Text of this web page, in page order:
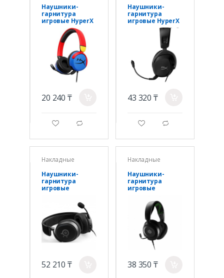
Наушники-
гарнитура
игровые HyperX
7G8F3AA Cloud
Mini красно-
синий
20 240 ₸
g d
Наушники-
гарнитура
игровые HyperX
519T1AA Cloud
Stinger 2 Wired
43 320 ₸
g d
Накладные
Наушники-
гарнитура
игровые
Arctis Prime
61487 черный
52 210 ₸
Накладные
Наушники-
гарнитура
игровые
Arctis Nova 1X
61616 черный
38 350 ₸